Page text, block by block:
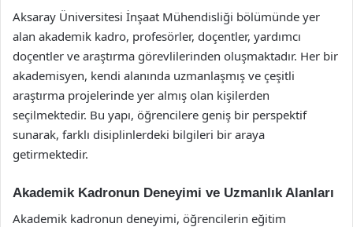
Aksaray Üniversitesi İnşaat Mühendisliği bölümünde yer
alan akademik kadro, profesörler, doçentler, yardımcı
doçentler ve araştırma görevlilerinden oluşmaktadır. Her bir
akademisyen, kendi alanında uzmanlaşmış ve çeşitli
araştırma projelerinde yer almış olan kişilerden
seçilmektedir. Bu yapı, öğrencilere geniş bir perspektif
sunarak, farklı disiplinlerdeki bilgileri bir araya
getirmektedir.
Akademik Kadronun Deneyimi ve Uzmanlık Alanları
Akademik kadronun deneyimi, öğrencilerin eğitim